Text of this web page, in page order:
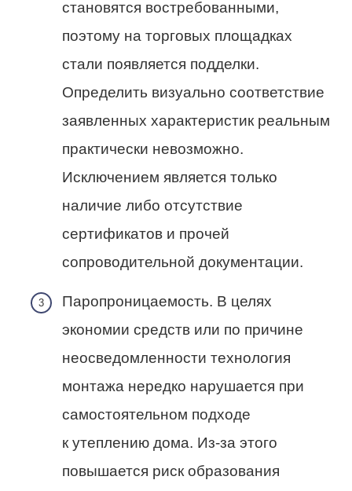
становятся востребованными,
поэтому на торговых площадках
стали появляется подделки.
Определить визуально соответствие
заявленных характеристик реальным
практически невозможно.
Исключением является только
наличие либо отсутствие
сертификатов и прочей
сопроводительной документации.
Паропроницаемость. В целях
экономии средств или по причине
неосведомленности технология
монтажа нередко нарушается при
самостоятельном подходе
к утеплению дома. Из-за этого
повышается риск образования